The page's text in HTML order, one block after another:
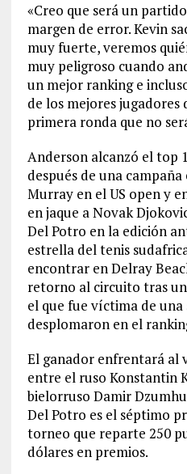
«Creo que será un
margen de error. Kevin
muy fuerte, veremos
muy peligroso cuando
un mejor ranking e
de los mejores jugadores
primera ronda que no
Anderson alcanzó el top
después de una
Murray en el US open y
en jaque a Novak
Del Potro en la edición
estrella del tenis
encontrar en Delray
retorno al circuito tras
el que fue víctima de una
desplomaron en el
El ganador enfrentará al
entre el ruso Konstantin
bielorruso Damir
Del Potro es el séptimo
torneo que reparte 250
dólares en premios.